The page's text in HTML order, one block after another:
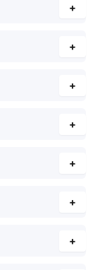
+
+
+
+
+
+
+